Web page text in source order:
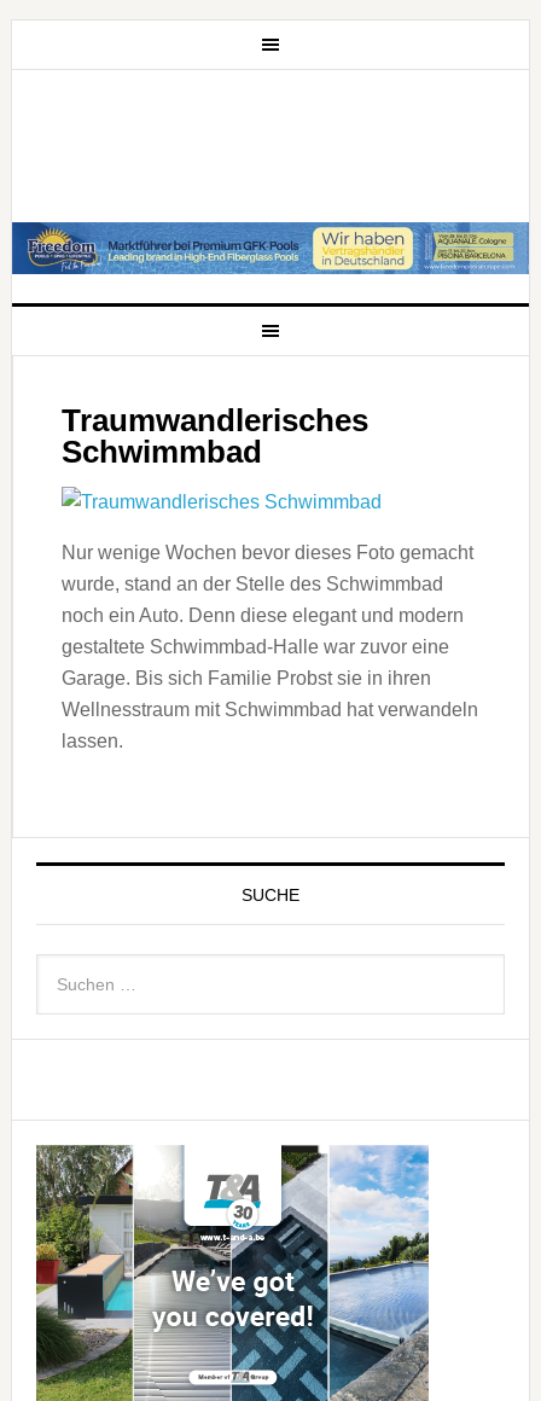
Traumwandlerisches
Schwimmbad
Nur wenige Wochen bevor dieses Foto gemacht
wurde, stand an der Stelle des Schwimmbad
noch ein Auto. Denn diese elegant und modern
gestaltete Schwimmbad-Halle war zuvor eine
Garage. Bis sich Familie Probst sie in ihren
Wellnesstraum mit Schwimmbad hat verwandeln
lassen.
SUCHE